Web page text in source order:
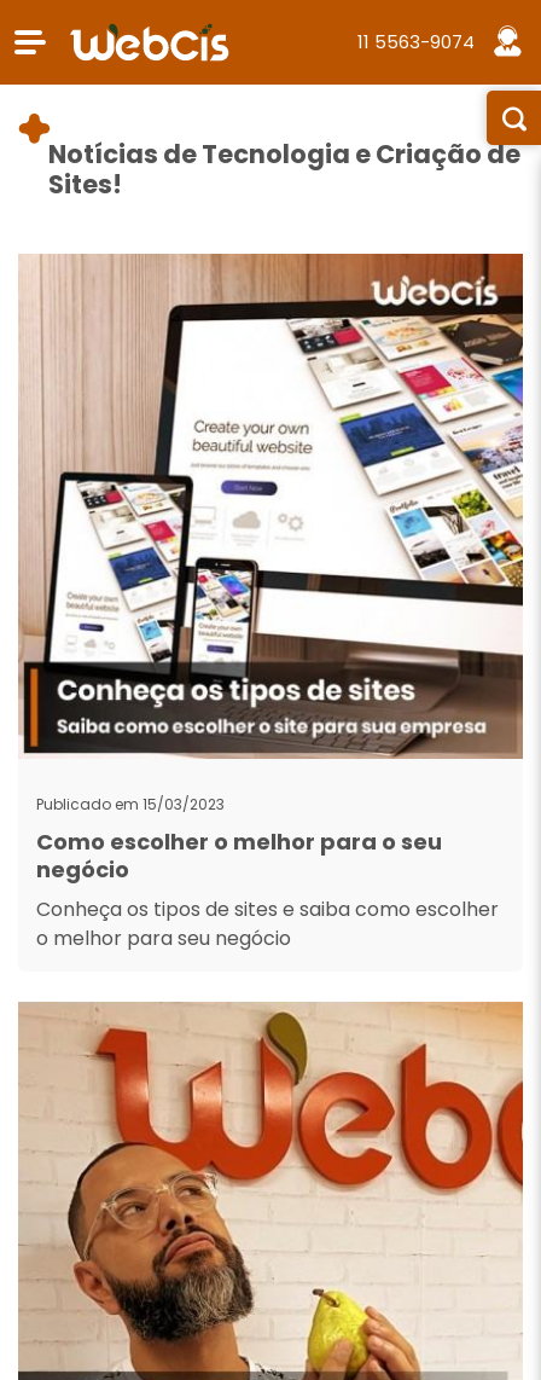
11 5563-9074
Notícias de Tecnologia e Criação de
Sites!
Publicado em 15/03/2023
Como escolher o melhor para o seu
negócio
Conheça os tipos de sites e saiba como escolher
o melhor para seu negócio